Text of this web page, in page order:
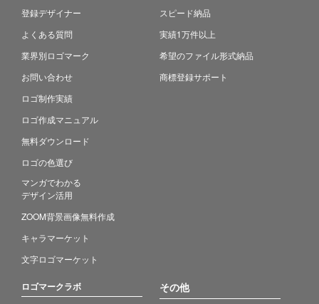
登録デザイナー
よくある質問
業界別ロゴマーク
お問い合わせ
ロゴ制作実績
ロゴ作成マニュアル
無料ダウンロード
ロゴの色選び
マンガでわかる
デザイン活用
ZOOM背景画像無料作成
キャラマーケット
文字ロゴマーケット
スピード納品
実績1万件以上
希望のファイル形式納品
商標登録サポート
ロゴマークラボ その他